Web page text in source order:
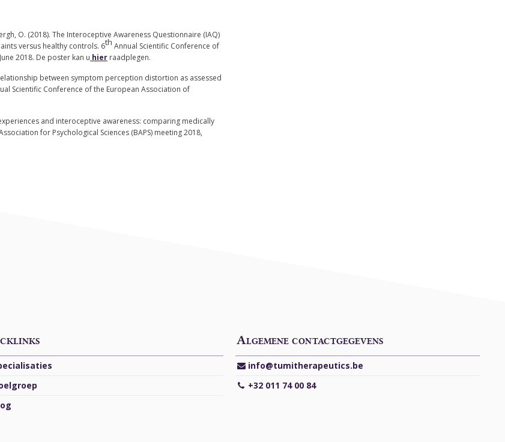
O. (2018). The Interoceptive Awareness Questionnaire (IAQ)
versus healthy controls. 6th Annual Scientific Conference of
2018. De poster kan u hier raadplegen.
between symptom perception distortion as assessed
Scientific Conference of the European Association of
and interoceptive awareness: comparing medically
for Psychological Sciences (BAPS) meeting 2018,
Algemene contactgegevens
info@tumitherapeutics.be
+32 011 74 00 84